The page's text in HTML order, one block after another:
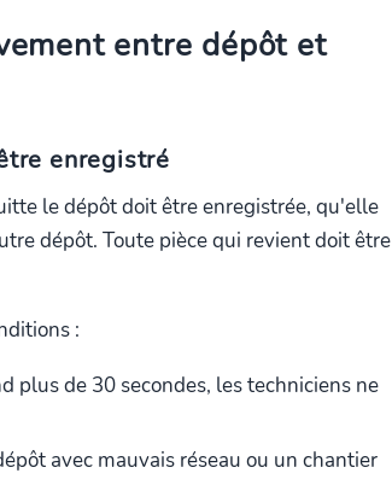
entre dépôt et
enregistré
le dépôt doit être enregistrée, qu'elle
dépôt. Toute pièce qui revient doit être
:
plus de 30 secondes, les techniciens ne
avec mauvais réseau ou un chantier